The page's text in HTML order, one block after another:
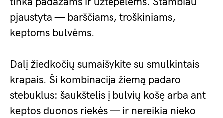
pjaustyta — barščiams, troškiniams,
keptoms bulvėms.
Dalį žiedkočių sumaišykite su smulkintais
krapais. Ši kombinacija žiemą padaro
stebuklus: šaukštelis į bulvių košę arba ant
keptos duonos riekės — ir nereikia nieko